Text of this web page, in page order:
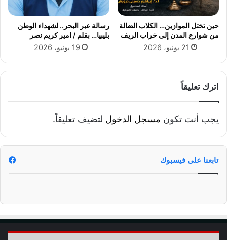
د
خ
د
ة
ب
ا
ل
ش
ق
ي
ة
حين تختل الموازين… الكلاب الضالة
من شوارع المدن إلى خراب الريف
21 يونيو، 2026
رسالة عبر البحر.. لشهداء الوطن
بليبيا… بقلم / امير كريم نصر
19 يونيو، 2026
اترك تعليقاً
يجب أنت تكون مسجل الدخول لتضيف تعليقاً.
تابعنا على فيسبوك